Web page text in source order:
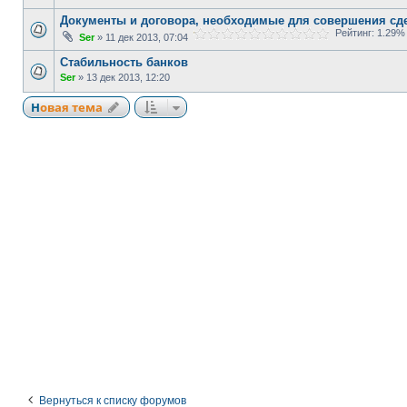
Документы и договора, необходимые для совершения
Ser» 11 дек 2013, 07:04 Рейтинг: 1.29%
Стабильность банков
Ser» 13 дек 2013, 12:20
Новая тема
Вернуться к списку форумов